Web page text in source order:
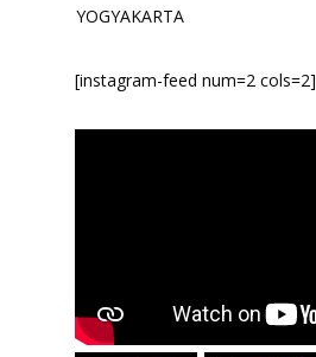
YOGYAKARTA
[instagram-feed num=2 cols=2]